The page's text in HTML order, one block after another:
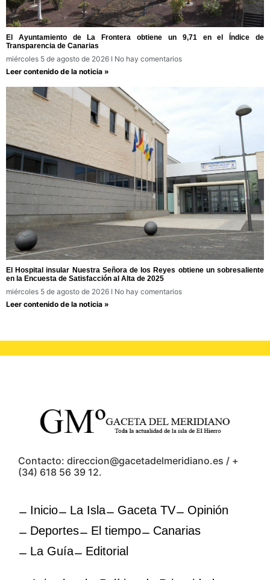
El Ayuntamiento de La Frontera obtiene un 9,71 en el Índice de
Transparencia de Canarias
miércoles 5 de agosto de 2026
No hay comentarios
Leer contenido de la noticia »
El Hospital insular Nuestra Señora de los Reyes obtiene un sobresaliente
en la Encuesta de Satisfacción al Alta de 2025
miércoles 5 de agosto de 2026
No hay comentarios
Leer contenido de la noticia »
Contacto: direccion@gacetadelmeridiano.es / +
(34) 618 56 39 12.
Inicio La Isla Gaceta TV
Opinión
Deportes
El tiempo
Canarias
La Guía
Editorial